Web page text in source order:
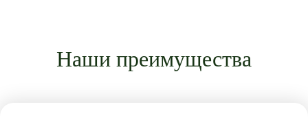
Наши преимущества